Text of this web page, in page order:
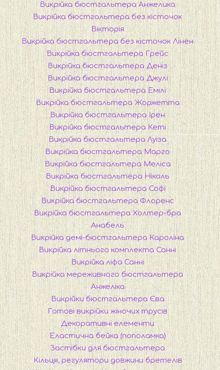
Викрійка бюстгальтера Анжелика
Викрійка бюстгальтера без кісточок
Вікторія
Викрійка бюстгальтера без кісточок Лінен
Викрійка бюстгальтера Грейс
Викрійка бюстгальтера Деніз
Викрійка бюстгальтера Джулі
Викрійка бюстгальтера Емілі
Викрійка бюстгальтера Жоржетта
Викрійка бюстгальтера Ірен
Викрійка бюстгальтера Кеті
Викрійка бюстгальтера Луіза
Викрійка бюстгальтера Марго
Викрійка бюстгальтера Меліса
Викрійка бюстгальтера Ніколь
Викрійка бюстгальтера Софі
Викрійка бюстгальтера Флоренс
Викрійка бюстгальтера Холтер-бра
Анабель
Викрійка демі-бюстгальтера Кароліна
Викрійка літнього комплекта Санні
Викрійка ліфа Санні
Викрійка мереживного бюстгальтера
Анжеліка
Викрійки бюстгальтера Єва
Готові викрійки жіночих трусів
Декоративні елементи
Еластична бейка (пополамка)
Застібки для бюстгальтера
Кільця, регулятори довжини бретелів